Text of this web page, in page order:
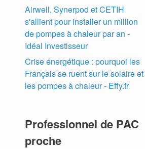
Airwell, Synerpod et CETIH
s'allient pour installer un million
de pompes à chaleur par an -
Idéal Investisseur
Crise énergétique : pourquoi les
Français se ruent sur le solaire et
les pompes à chaleur - Effy.fr
Professionnel de PAC
proche